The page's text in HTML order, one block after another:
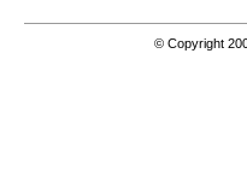
© Copyright